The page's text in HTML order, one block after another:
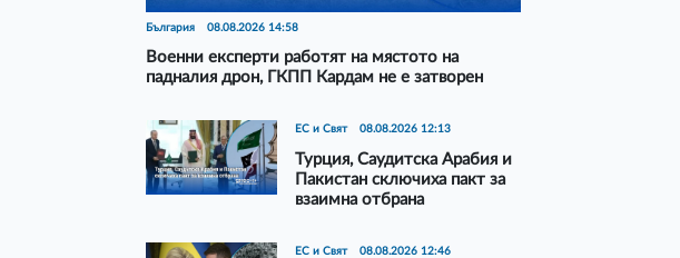
България 08.08.2026 14:58
Военни експерти работят на мястото на
падналия дрон, ГКПП Кардам не е затворен
ЕС и Свят 08.08.2026 12:13
Турция, Саудитска Арабия и
Пакистан сключиха пакт за
взаимна отбрана
ЕС и Свят 08.08.2026 12:46